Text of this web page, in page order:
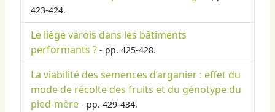
423-424.
Le liège varois dans les bâtiments
performants ? - pp. 425-428.
La viabilité des semences d’arganier : effet du
mode de récolte des fruits et du génotype du
pied-mère - pp. 429-434.